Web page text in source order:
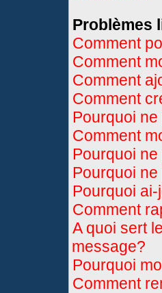
Problèmes
Comment
Comment
Comment
Comment
Pourquoi
Comment
Pourquoi
Pourquoi
Pourquoi
Comment
A quoi sert
message?
Pourquoi
Comment